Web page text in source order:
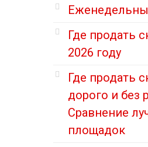
Где продать
2026 году
Где продать
дорого и без
Сравнение
площадок